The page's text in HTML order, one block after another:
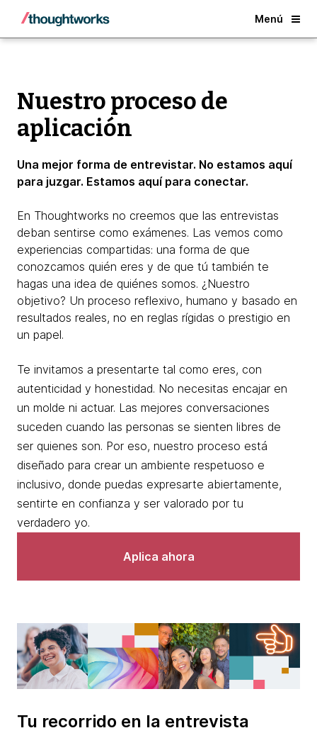
Menú
Back
Nuestro proceso de
aplicación
Una mejor forma de entrevistar. No estamos aquí
para juzgar. Estamos aquí para conectar.
En Thoughtworks no creemos que las entrevistas
deban sentirse como exámenes. Las vemos como
experiencias compartidas: una forma de que
conozcamos quién eres y de que tú también te
hagas una idea de quiénes somos. ¿Nuestro
objetivo? Un proceso reflexivo, humano y basado en
resultados reales, no en reglas rígidas o prestigio en
un papel.
Te invitamos a presentarte tal como eres, con
autenticidad y honestidad. No necesitas encajar en
un molde ni actuar. Las mejores conversaciones
suceden cuando las personas se sienten libres de
ser quienes son. Por eso, nuestro proceso está
diseñado para crear un ambiente respetuoso e
inclusivo, donde puedas expresarte abiertamente,
sentirte en confianza y ser valorado por tu
verdadero yo.
Aplica ahora
Tu recorrido en la entrevista